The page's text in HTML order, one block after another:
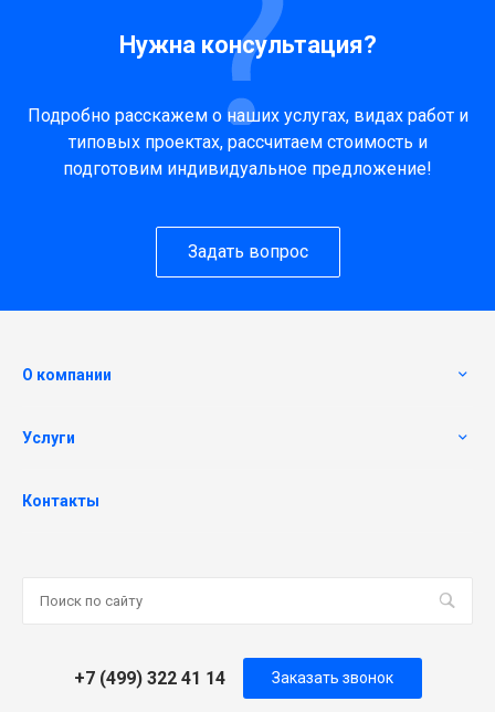
Нужна консультация?
Подробно расскажем о наших услугах, видах работ и
типовых проектах, рассчитаем стоимость и
подготовим индивидуальное предложение!
Задать вопрос
О компании
Услуги
Контакты
+7 (499) 322 41 14 Заказать звонок